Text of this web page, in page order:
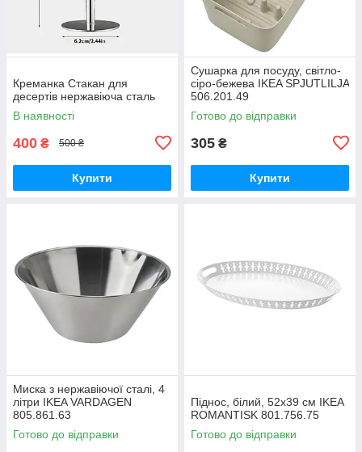
Креманка Стакан для
десертів нержавіюча сталь
В наявності
400 ₴ 500 ₴
Купити
Сушарка для посуду, світло-
сіро-бежева IKEA SPJUTLILJA
506.201.49
Готово до відправки
305 ₴
Купити
Миска з нержавіючої сталі, 4
літри IKEA VARDAGEN
805.861.63
Готово до відправки
Піднос, білий, 52x39 см IKEA
ROMANTISK 801.756.75
Готово до відправки